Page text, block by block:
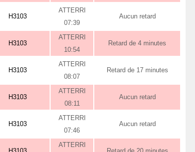
H3103
ATTERRI
07:39
Aucun retard
H3103
ATTERRI
10:54
Retard de 4 minutes
H3103
ATTERRI
08:07
Retard de 17 minutes
H3103
ATTERRI
08:11
Aucun retard
H3103
ATTERRI
07:46
Aucun retard
ATTERRI